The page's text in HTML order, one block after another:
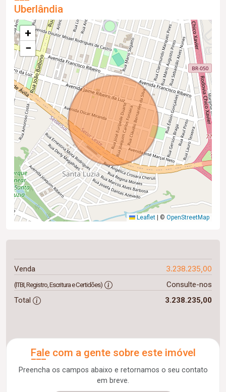
Uberlândia
+
−
Leaflet | © OpenStreetMap
Venda 3.238.235,00
(ITBI, Registro, Escritura e Certidões)
Consulte-nos
Total
3.238.235,00
Fale com a gente sobre este imóvel
Preencha os campos abaixo e retornamos o seu contato
em breve.